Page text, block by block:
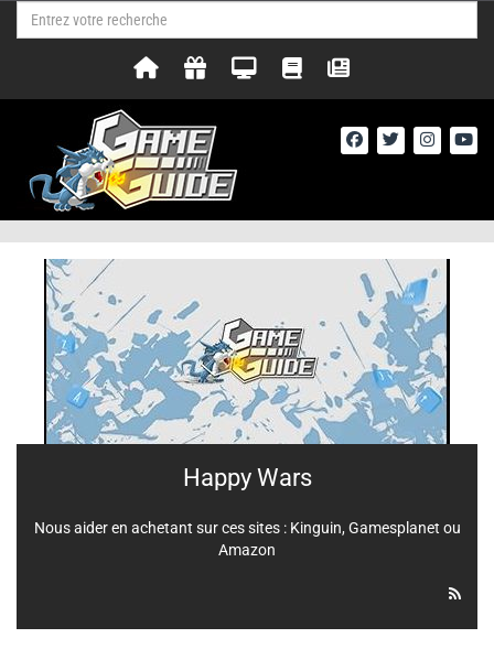
Happy Wars
Nous aider en achetant sur ces sites : Kinguin, Gamesplanet ou
Amazon